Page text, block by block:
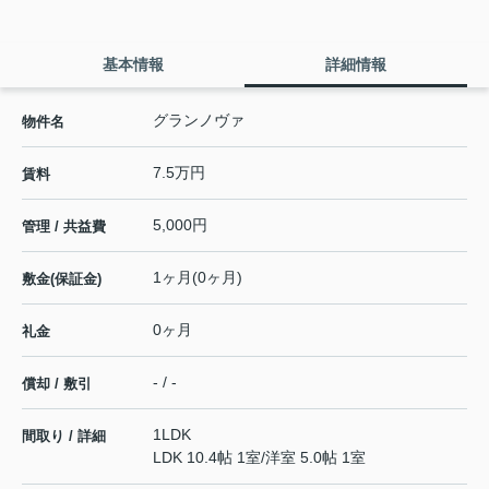
基本情報 詳細情報
物件名 グランノヴァ
賃料 7.5万円
管理 / 共益費 5,000円
敷金(保証金) 1ヶ月(0ヶ月)
礼金 0ヶ月
償却 / 敷引 - / -
間取り / 詳細
1LDK
LDK 10.4帖 1室/洋室 5.0帖 1室